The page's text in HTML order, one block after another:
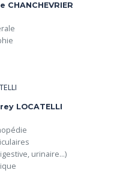
LOCATELLI
urinaire...)